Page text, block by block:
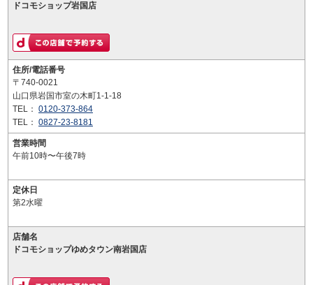
ドコモショップ岩国店
住所/電話番号
〒740-0021
山口県岩国市室の木町1-1-18
TEL： 0120-373-864
TEL： 0827-23-8181
営業時間
午前10時〜午後7時
定休日
第2水曜
店舗名
ドコモショップゆめタウン南岩国店